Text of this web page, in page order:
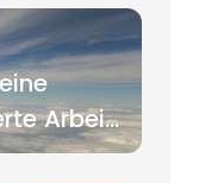
Arbeit